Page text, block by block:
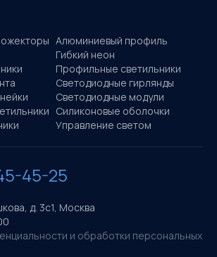
Алюминиевый профиль
Гибкий неон
Профильные светильники
Светодиодные гирлянды
Светодиодные модули
Силиконовые оболочки
Управление светом
45-25
д. 3с1, Москва
и обработки персональных